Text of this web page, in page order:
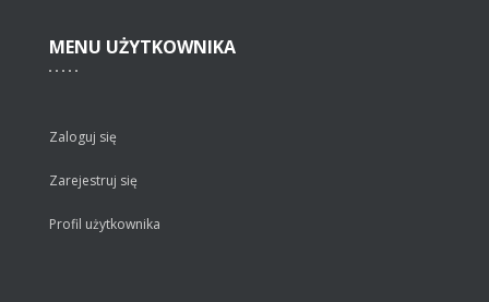
MENU UŻYTKOWNIKA
Zaloguj się
Zarejestruj się
Profil użytkownika